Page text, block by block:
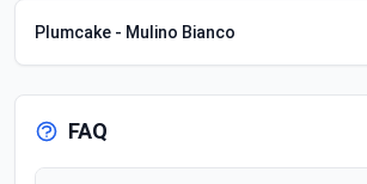
Plumcake - Mulino Bianco
FAQ